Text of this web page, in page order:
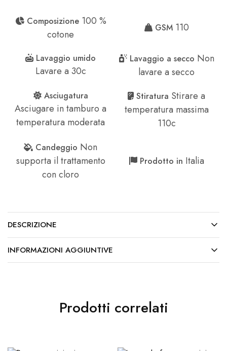
Composizione 100 %
cotone
GSM 110
Lavaggio umido
Lavare a 30c
Lavaggio a secco Non
lavare a secco
Asciugatura
Asciugare in tamburo a
temperatura moderata
Stiratura Stirare a
temperatura massima
110c
Candeggio Non
supporta il trattamento
con cloro
Prodotto in Italia
DESCRIZIONE
INFORMAZIONI AGGIUNTIVE
Prodotti correlati